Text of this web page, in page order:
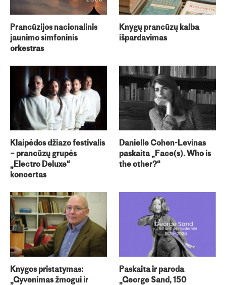
Prancūzijos nacionalinis
jaunimo simfoninis
orkestras
Knygų prancūzų kalba
išpardavimas
Klaipėdos džiazo festivalis
– prancūzų grupės
„Electro Deluxe“
koncertas
Danielle Cohen-Levinas
paskaita „Face(s). Who is
the other?“
Knygos pristatymas:
„Gyvenimas žmogui ir
Paskaita ir paroda
„George Sand, 150